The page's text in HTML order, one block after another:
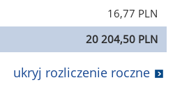
16,77 PLN
20 204,50 PLN
ukryj rozliczenie roczne